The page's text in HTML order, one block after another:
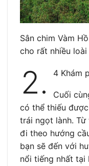
Sân chim Vàm
cho rất nhiều
2. 4 Khám
Cuối
có thể thiếu
trái ngọt lành. Từ
đi theo hướng
bạn sẽ đến với
nổi tiếng nhất tại